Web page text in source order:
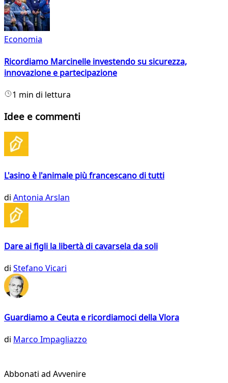
Economia
Ricordiamo Marcinelle investendo su sicurezza,
innovazione e partecipazione
1 min di lettura
Idee e commenti
L'asino è l'animale più francescano di tutti
di Antonia Arslan
Dare ai figli la libertà di cavarsela da soli
di Stefano Vicari
Guardiamo a Ceuta e ricordiamoci della Vlora
di Marco Impagliazzo
Abbonati ad Avvenire